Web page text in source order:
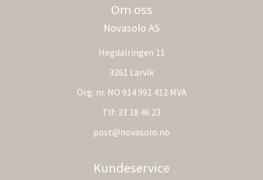
Om oss
Novasolo AS
Hegdalringen 11
3261 Larvik
Org. nr. NO 914 991 412 MVA
Tlf: 33 18 46 23
post@novasolo.no
Kundeservice